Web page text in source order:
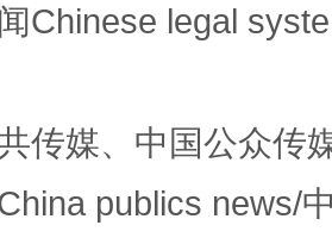
Chinese legal
传媒、中国公众传
publics news/